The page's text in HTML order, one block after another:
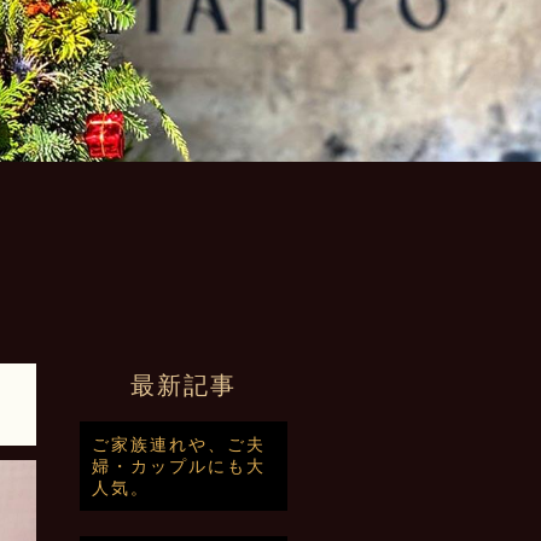
最新記事
ご家族連れや、ご夫
婦・カップルにも大
人気。